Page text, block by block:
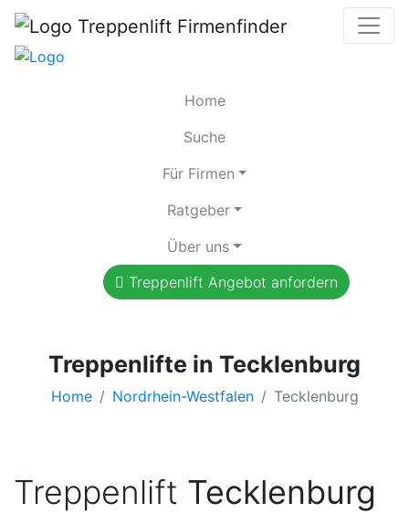
Home
Suche
Für Firmen
Ratgeber
Über uns
Treppenlift Angebot anfordern
Treppenlifte in Tecklenburg
Home Nordrhein-Westfalen Tecklenburg
Treppenlift Tecklenburg